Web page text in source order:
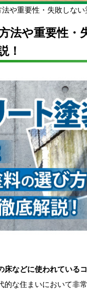
や重要性・失敗しな
法や重要性・
！
床などに使われている
な住まいにおいて非